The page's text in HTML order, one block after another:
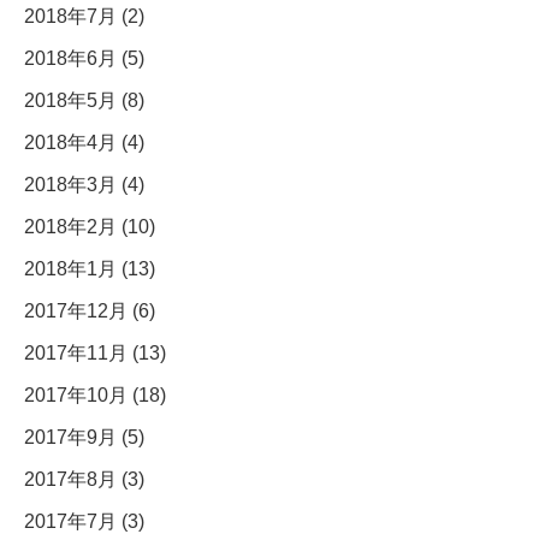
2018年7月 (2)
2018年6月 (5)
2018年5月 (8)
2018年4月 (4)
2018年3月 (4)
2018年2月 (10)
2018年1月 (13)
2017年12月 (6)
2017年11月 (13)
2017年10月 (18)
2017年9月 (5)
2017年8月 (3)
2017年7月 (3)